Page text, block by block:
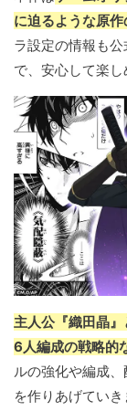
に迫るような原
ラ設定の情報も
で、安心して楽し
主人公『織田晶
6人編成の戦略的
ルの強化や編成
を作りあげていき